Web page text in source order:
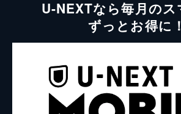
U-NEXTなら毎月の
ずっとお得に！